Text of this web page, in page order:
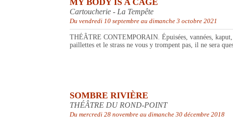
MY BODY IS A CAGE
Cartoucherie - La Tempête
Du vendredi 10 septembre au dimanche 3 octobre 2021
THÉÂTRE CONTEMPORAIN. Épuisées, vannées,
paillettes et le strass ne vous y trompent pas, il ne sera
SOMBRE RIVIÈRE
THÉÂTRE DU ROND-POINT
Du mercredi 28 novembre au dimanche 30 décembre 2018